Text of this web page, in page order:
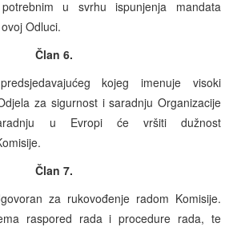
u svrhu ispunjenja mandata
Odluci.
Član 6.
kojeg imenuje visoki
za sigurnost i saradnju Organizacije
u Evropi će vršiti dužnost
Član 7.
za rukovođenje radom Komisije.
raspored rada i procedure rada, te